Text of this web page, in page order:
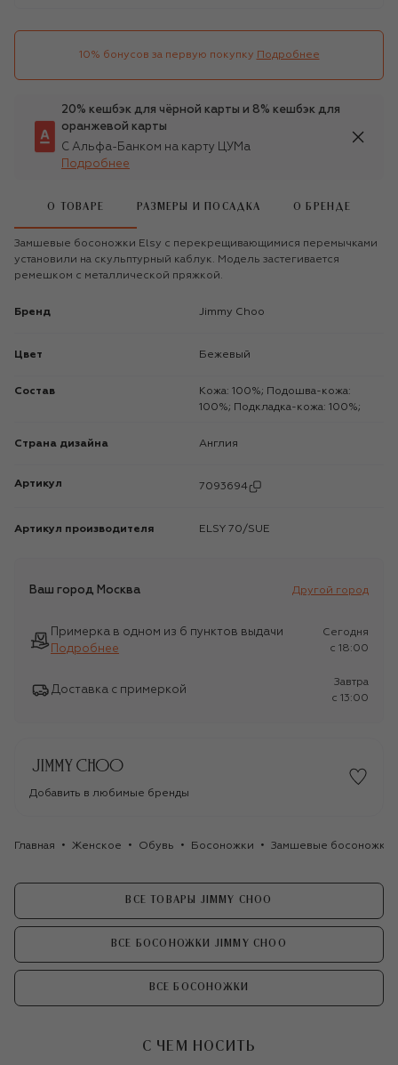
10% бонусов за первую покупку Подробнее
20% кешбэк для чёрной карты и 8% кешбэк для
оранжевой карты
С Альфа-Банком на карту ЦУМа
Подробнее
О ТОВАРЕ РАЗМЕРЫ И ПОСАДКА О БРЕНДЕ
Замшевые босоножки Elsy с перекрещивающимися перемычками
установили на скульптурный каблук. Модель застегивается
ремешком с металлической пряжкой.
Бренд Jimmy Choo
Цвет Бежевый
Состав
Кожа: 100%; Подошва-кожа:
100%; Подкладка-кожа: 100%;
Страна дизайна Англия
Артикул 7093694
Артикул производителя ELSY 70/SUE
Ваш город Москва Другой город
Примерка в одном из 6 пунктов выдачи
Подробнее
Сегодня
c 18:00
Доставка с примеркой
Завтра
c 13:00
Добавить в любимые бренды
Главная Женское Обувь Босоножки Замшевые босоножки
ВСЕ ТОВАРЫ JIMMY CHOO
ВСЕ БОСОНОЖКИ JIMMY CHOO
ВСЕ БОСОНОЖКИ
С ЧЕМ НОСИТЬ